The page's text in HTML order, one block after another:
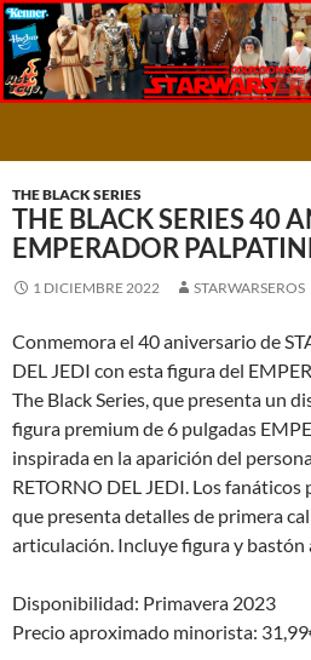
Saltar
al
contenido
THE BLACK SERIES
THE BLACK SERIES 40
EMPERADOR
1 DICIEMBRE 2022 STARWARSEROS
Conmemora el 40 aniversario de
DEL JEDI con esta figura del
The Black Series, que presenta un
figura premium de 6 pulgadas
inspirada en la aparición del
RETORNO DEL JEDI. Los
que presenta detalles de primera
articulación. Incluye figura y bastón
Disponibilidad: Primavera 2023
Precio aproximado minorista: